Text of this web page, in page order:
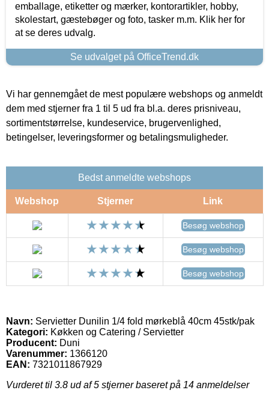
emballage, etiketter og mærker, kontorartikler, hobby,
skolestart, gæstebøger og foto, tasker m.m. Klik her for
at se deres udvalg.
Se udvalget på OfficeTrend.dk
Vi har gennemgået de mest populære webshops og anmeldt
dem med stjerner fra 1 til 5 ud fra bl.a. deres prisniveau,
sortimentstørrelse, kundeservice, brugervenlighed,
betingelser, leveringsformer og betalingsmuligheder.
Bedst anmeldte webshops
Webshop Stjerner Link
Besøg webshop
Besøg webshop
Besøg webshop
Navn: Servietter Dunilin 1/4 fold mørkeblå 40cm 45stk/pak
Kategori: Køkken og Catering / Servietter
Producent: Duni
Varenummer: 1366120
EAN: 7321011867929
Vurderet til 3.8 ud af 5 stjerner baseret på 14 anmeldelser